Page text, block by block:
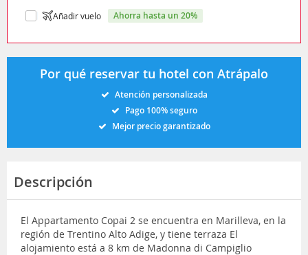
Añadir vuelo ahorra hasta un 20%
Por qué reservar tu hotel con Atrápalo
Atención personalizada
Pago 100% seguro
Mejor precio garantizado
Descripción
El Appartamento Copai 2 se encuentra en Marilleva, en la
región de Trentino Alto Adige, y tiene terraza El
alojamiento está a 8 km de Madonna di Campiglio